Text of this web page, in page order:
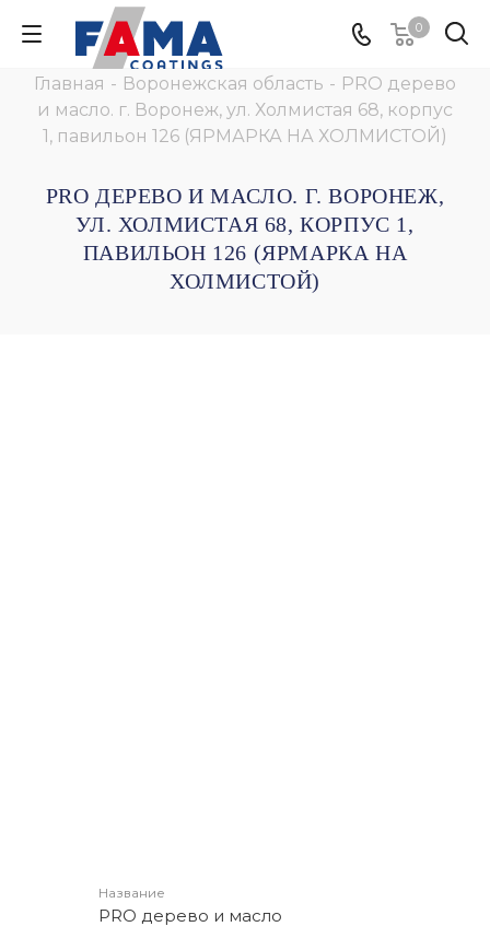
0
Главная - Воронежская область - PRO дерево
и масло. г. Воронеж, ул. Холмистая 68, корпус
1, павильон 126 (ЯРМАРКА НА ХОЛМИСТОЙ)
PRO ДЕРЕВО И МАСЛО. Г. ВОРОНЕЖ,
УЛ. ХОЛМИСТАЯ 68, КОРПУС 1,
ПАВИЛЬОН 126 (ЯРМАРКА НА
ХОЛМИСТОЙ)
Название
PRO дерево и масло